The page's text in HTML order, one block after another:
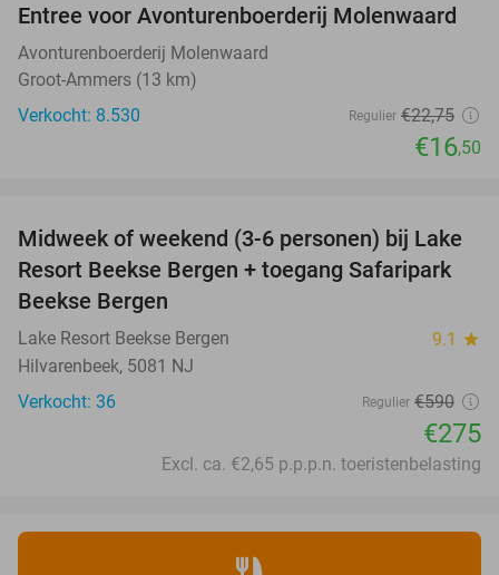
27%
Entree voor Avonturenboerderij Molenwaard
Avonturenboerderij Molenwaard
Groot-Ammers (13 km)
Verkocht: 8.530
Regulier €22,75
€16,50
53%
Midweek of weekend (3-6 personen) bij Lake
Resort Beekse Bergen + toegang Safaripark
Beekse Bergen
Lake Resort Beekse Bergen 9.1 star
Hilvarenbeek, 5081 NJ
Verkocht: 36
Regulier €590
€275
Excl. ca. €2,65 p.p.p.n. toeristenbelasting